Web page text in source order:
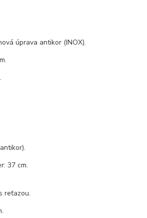
úprava antikor (INOX).
37 cm.
reťazou.